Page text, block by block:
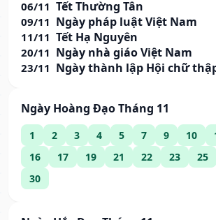
06/11 Tết Thường Tân
09/11 Ngày pháp luật Việt Nam
11/11 Tết Hạ Nguyên
20/11 Ngày nhà giáo Việt Nam
23/11 Ngày thành lập Hội chữ
Ngày Hoàng Đạo Tháng 11
1 2 3 4 5 7 9 10
16
17 19 21 22 23 25
30